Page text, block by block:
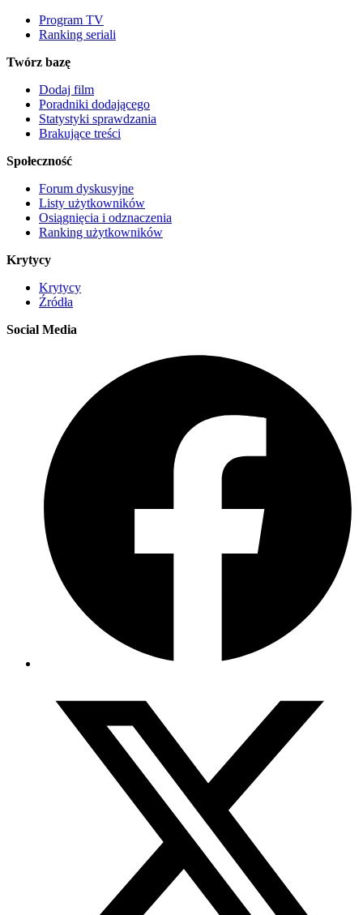
Program TV
Ranking seriali
Twórz bazę
Dodaj film
Poradniki dodającego
Statystyki sprawdzania
Brakujące treści
Społeczność
Forum dyskusyjne
Listy użytkowników
Osiągnięcia i odznaczenia
Ranking użytkowników
Krytycy
Krytycy
Źródła
Social Media